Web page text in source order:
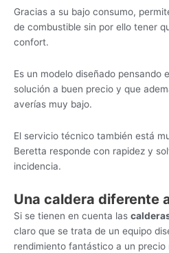
Gracias a su bajo consumo,
de combustible sin por ello tener
confort.
Es un modelo diseñado pensando
solución a buen precio y que
averías muy bajo.
El servicio técnico también está
Beretta responde con rapidez y
incidencia.
Una caldera diferente
Si se tienen en cuenta las
claro que se trata de un equipo
rendimiento fantástico a un precio